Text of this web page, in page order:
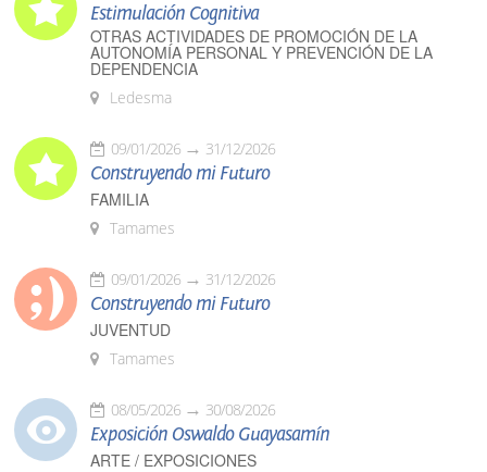
Estimulación Cognitiva
OTRAS ACTIVIDADES DE PROMOCIÓN DE LA
AUTONOMÍA PERSONAL Y PREVENCIÓN DE LA
DEPENDENCIA
Ledesma
09/01/2026 31/12/2026
Construyendo mi Futuro
FAMILIA
Tamames
09/01/2026 31/12/2026
Construyendo mi Futuro
JUVENTUD
Tamames
08/05/2026 30/08/2026
Exposición Oswaldo Guayasamín
ARTE / EXPOSICIONES